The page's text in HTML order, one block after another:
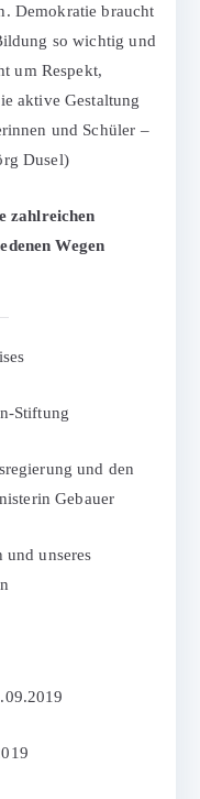
Demokratie braucht
so wichtig und
um Respekt,
aktive Gestaltung
und Schüler –
Dusel)
zahlreichen
Wegen
Stiftung
und den
Gebauer
und unseres